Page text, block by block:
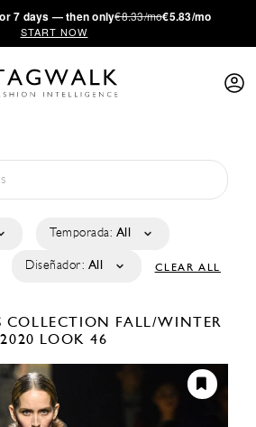
7 days — then only€8.33/mo€5.83/mo
START NOW
Temporada: All
Diseñador: All CLEAR ALL
COLLECTION
FALL/WINTER
2020 LOOK 46